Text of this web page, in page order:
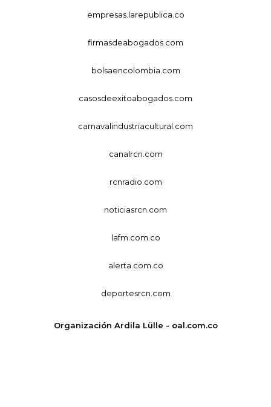
empresas.larepublica.co
firmasdeabogados.com
bolsaencolombia.com
casosdeexitoabogados.com
carnavalindustriacultural.com
canalrcn.com
rcnradio.com
noticiasrcn.com
lafm.com.co
alerta.com.co
deportesrcn.com
Organización Ardila Lülle - oal.com.co